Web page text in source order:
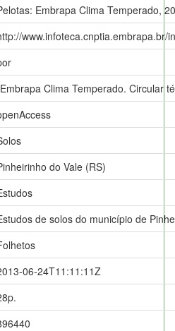
Embrapa Clima Temperado,
www.infoteca.cnptia.embrapa.br/
Clima Temperado. Circular
do Vale (RS)
de solos do município de
06-24T11:11:11Z